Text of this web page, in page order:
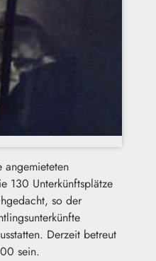
130 Unterkünftsplätze
so der
Derzeit betreut
sein.